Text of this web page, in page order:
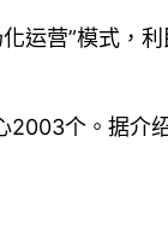
运营”模式，
个。据介